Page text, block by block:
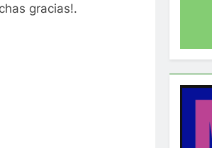
gracias!.